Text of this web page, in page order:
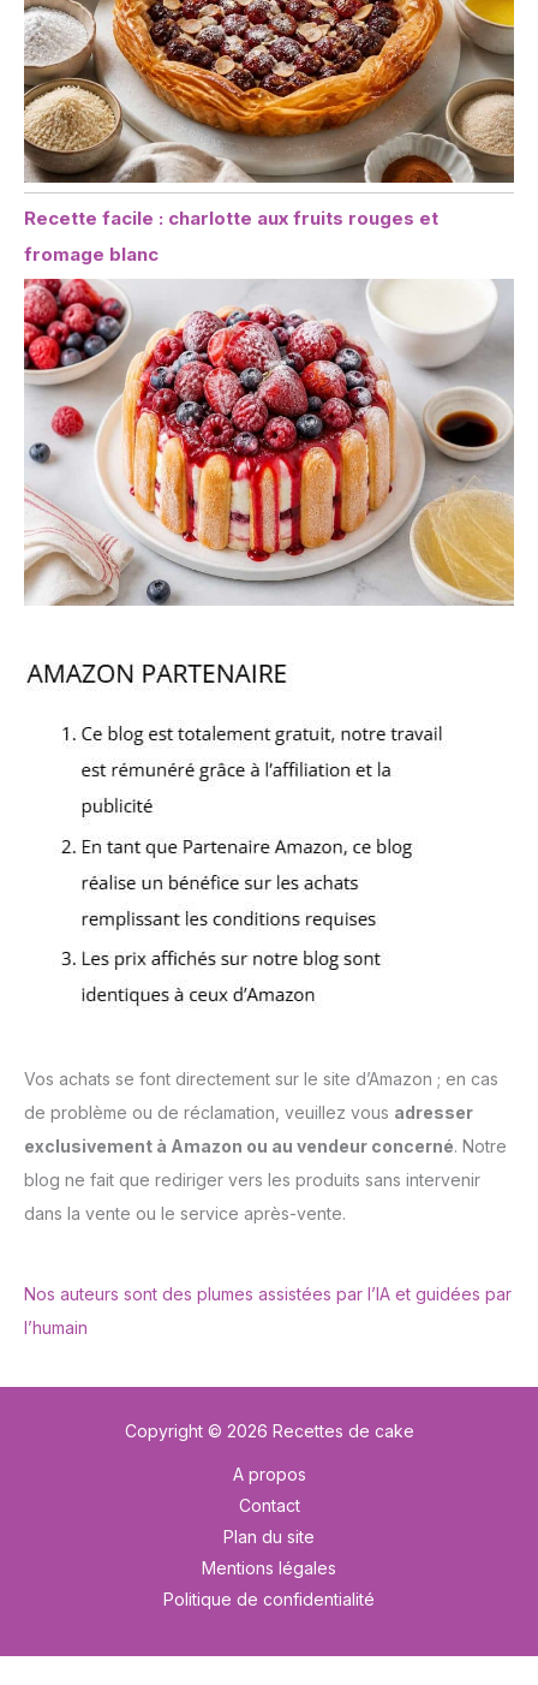
Recette facile : charlotte aux fruits rouges et
fromage blanc
Vos achats se font directement sur le site d’Amazon ; en cas
de problème ou de réclamation, veuillez vous adresser
exclusivement à Amazon ou au vendeur concerné. Notre
blog ne fait que rediriger vers les produits sans intervenir
dans la vente ou le service après-vente.
Nos auteurs sont des plumes assistées par l’IA et guidées par
l’humain
Copyright © 2026 Recettes de cake
A propos
Contact
Plan du site
Mentions légales
Politique de confidentialité